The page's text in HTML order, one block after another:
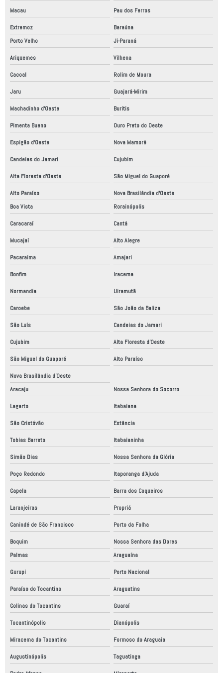
Macau Pau dos Ferros
Extremoz
Baraúna
Porto Velho
Ji-Paraná
Ariquemes Vilhena
Cacoal Rolim de Moura
Jaru Guajará-Mirim
Machadinho d'Oeste Buritis
Pimenta Bueno Ouro Preto do Oeste
Espigão d'Oeste Nova Mamoré
Candeias do Jamari Cujubim
Alta Floresta d'Oeste São Miguel do Guaporé
Alto Paraíso
Nova Brasilândia d'Oeste
Boa Vista
Rorainópolis
Caracaraí Cantá
Mucajaí Alto Alegre
Pacaraima Amajari
Bonfim Iracema
Normandia Uiramutã
Caroebe São João da Baliza
São Luís Candeias do Jamari
Cujubim Alta Floresta d'Oeste
São Miguel do Guaporé Alto Paraíso
Nova Brasilândia d'Oeste
Aracaju
Nossa Senhora do Socorro
Lagarto Itabaiana
São Cristóvão Estância
Tobias Barreto Itabaianinha
Simão Dias Nossa Senhora da Glória
Poço Redondo Itaporanga d'Ajuda
Capela Barra dos Coqueiros
Laranjeiras Propriá
Canindé de São Francisco Porto da Folha
Boquim
Nossa Senhora das Dores
Palmas
Araguaína
Gurupi Porto Nacional
Paraíso do Tocantins Araguatins
Colinas do Tocantins Guaraí
Tocantinópolis Dianópolis
Miracema do Tocantins Formoso do Araguaia
Augustinópolis Taguatinga